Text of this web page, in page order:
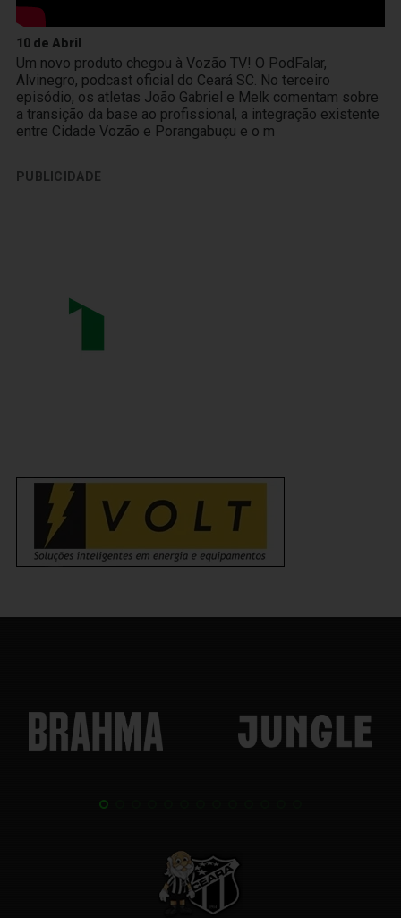
10 de Abril
Um novo produto chegou à Vozão TV! O PodFalar,
Alvinegro, podcast oficial do Ceará SC. No terceiro
episódio, os atletas João Gabriel e Melk comentam sobre
a transição da base ao profissional, a integração existente
entre Cidade Vozão e Porangabuçu e o m
PUBLICIDADE